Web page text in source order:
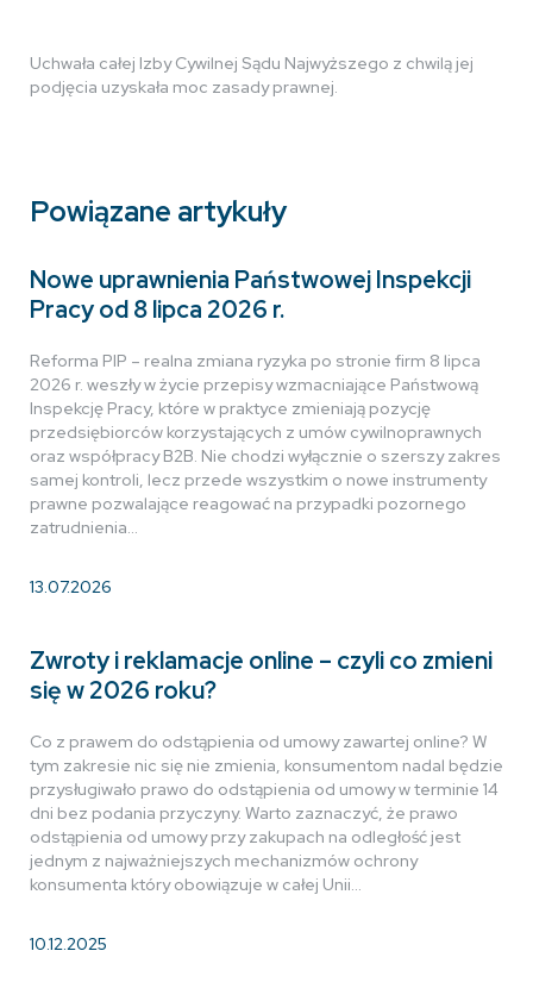
Uchwała całej Izby Cywilnej Sądu Najwyższego z chwilą jej
podjęcia uzyskała moc zasady prawnej.
Powiązane artykuły
Nowe uprawnienia Państwowej Inspekcji
Pracy od 8 lipca 2026 r.
Reforma PIP – realna zmiana ryzyka po stronie firm 8 lipca
2026 r. weszły w życie przepisy wzmacniające Państwową
Inspekcję Pracy, które w praktyce zmieniają pozycję
przedsiębiorców korzystających z umów cywilnoprawnych
oraz współpracy B2B. Nie chodzi wyłącznie o szerszy zakres
samej kontroli, lecz przede wszystkim o nowe instrumenty
prawne pozwalające reagować na przypadki pozornego
zatrudnienia…
13.07.2026
Zwroty i reklamacje online – czyli co zmieni
się w 2026 roku?
Co z prawem do odstąpienia od umowy zawartej online? W
tym zakresie nic się nie zmienia, konsumentom nadal będzie
przysługiwało prawo do odstąpienia od umowy w terminie 14
dni bez podania przyczyny. Warto zaznaczyć, że prawo
odstąpienia od umowy przy zakupach na odległość jest
jednym z najważniejszych mechanizmów ochrony
konsumenta który obowiązuje w całej Unii…
10.12.2025